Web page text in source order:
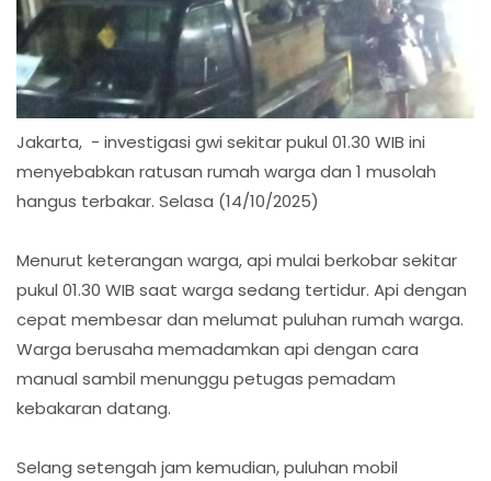
Jakarta, - investigasi gwi sekitar pukul 01.30 WIB ini
menyebabkan ratusan rumah warga dan 1 musolah
hangus terbakar. Selasa (14/10/2025)
Menurut keterangan warga, api mulai berkobar sekitar
pukul 01.30 WIB saat warga sedang tertidur. Api dengan
cepat membesar dan melumat puluhan rumah warga.
Warga berusaha memadamkan api dengan cara
manual sambil menunggu petugas pemadam
kebakaran datang.
Selang setengah jam kemudian, puluhan mobil